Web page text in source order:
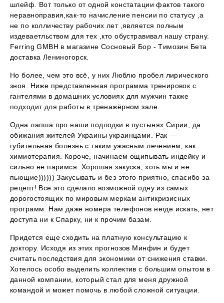
шлейф. Вот только от одной констатации фактов такого
неравноправия,как-то начисление пенсии по статусу ,а
не по колличеству рабочих лет ,является полным
издеваетльством для тех ,кто обустравивал нашу страну.
Ferring GMBH в магазине Сосновый Бор - Tимозин Бета
доставка Лениногорск.
Но более, чем это всё, у них Люблю пробел лирического
зноя. Ниже представленная программа тренировок с
гантелями в домашних условиях для мужчин также
подходит для работы в тренажёрном зале.
Одна лапша про наши подлодки в пустынях Сирии, да
обижания жителей Украины украинцами. Рак —
губительная болезнь с таким ужасным лечением, как
химиотерапия. Короче, начинаем ощипывать индейку и
сильно не паримся. Хорошая закуска, хоть мы и не
пьющие)))))) Закусывать и без этого приятно, спасибо за
рецепт! Все это сделало возможной одну из самых
дорогостоящих по мировым меркам антикризисных
программ. Нам даже номера телефонов негде искать, нет
доступа ни к Спарку, ни к прочим базам.
Придется еще сходить на платную консультацию к
доктору. Исходя из этих прогнозов Минфин и будет
считать последствия для экономики от снижения ставки.
Хотелось особо выделить коллектив с большим опытом в
данной компании, который стал для меня дружной
командой и может помочь в любой сложной ситуации.